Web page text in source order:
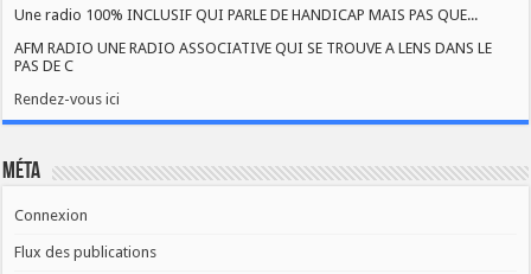
Une radio 100% INCLUSIF QUI PARLE DE HANDICAP MAIS PAS QUE...
AFM RADIO UNE RADIO ASSOCIATIVE QUI SE TROUVE A LENS DANS LE
PAS DE C
Rendez-vous ici
Méta
Connexion
Flux des publications